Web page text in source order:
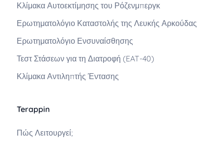
Terappin
Πώς Λειτουργεί;
Κλίμακα Αυτοεκτίμησης του Ρόζενμπεργκ
Ερωτηματολόγιο Καταστολής της Λευκής Αρκούδας
Ερωτηματολόγιο Ενσυναίσθησης
Τεστ Στάσεων για τη Διατροφή (EAT-40)
Κλίμακα Αντιληπτής Έντασης